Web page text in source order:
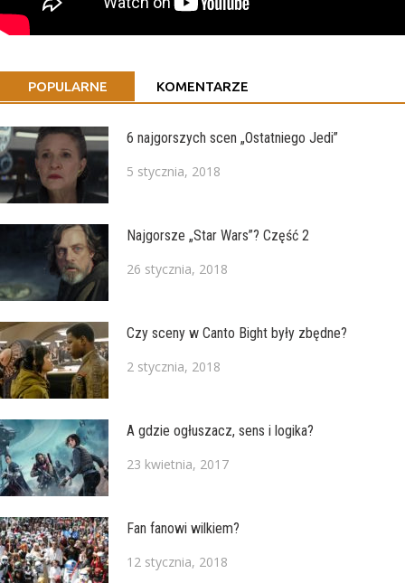
POPULARNE KOMENTARZE
6 najgorszych scen „Ostatniego Jedi”
5 stycznia, 2018
Najgorsze „Star Wars”? Część 2
26 stycznia, 2018
Czy sceny w Canto Bight były zbędne?
2 stycznia, 2018
A gdzie ogłuszacz, sens i logika?
23 kwietnia, 2017
Fan fanowi wilkiem?
12 stycznia, 2018